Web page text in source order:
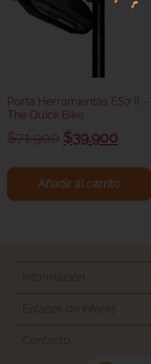
Porta Herramientas ES7 II –
The Quick Bike
$71.900 $39.900
Añadir al carrito
Información
Enlaces de interés
Contacto